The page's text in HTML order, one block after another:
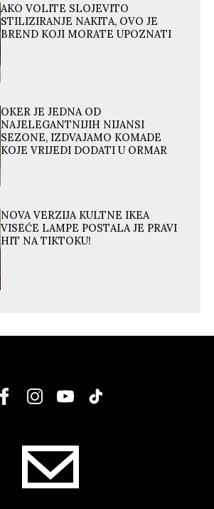
AKO VOLITE SLOJEVITO
STILIZIRANJE NAKITA, OVO JE
BREND KOJI MORATE UPOZNATI
OKER JE JEDNA OD
NAJELEGANTNIJIH NIJANSI
SEZONE, IZDVAJAMO KOMADE
KOJE VRIJEDI DODATI U ORMAR
NOVA VERZIJA KULTNE IKEA
VISEĆE LAMPE POSTALA JE PRAVI
HIT NA TIKTOKU!